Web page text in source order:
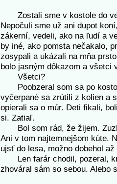
Zostali sme v kostole do
Nepočuli sme už ani dupot
zákerní, vedeli, ako na ľudí a
by iné, ako pomsta nečakalo,
zosypali a ukázali na mňa
bolo jasným dôkazom a všetci
Všetci?
Poobzeral som sa po
vyčerpané sa zrútili z kolien a
opierali sa o múr. Deti fikali,
si. Zatiaľ.
Bol som rád, že žijem.
Ani v tom najtemnejšom kúte.
ujsť do lesa, možno dobehol
Len farár chodil, pozeral,
zhováral sám so sebou. Alebo